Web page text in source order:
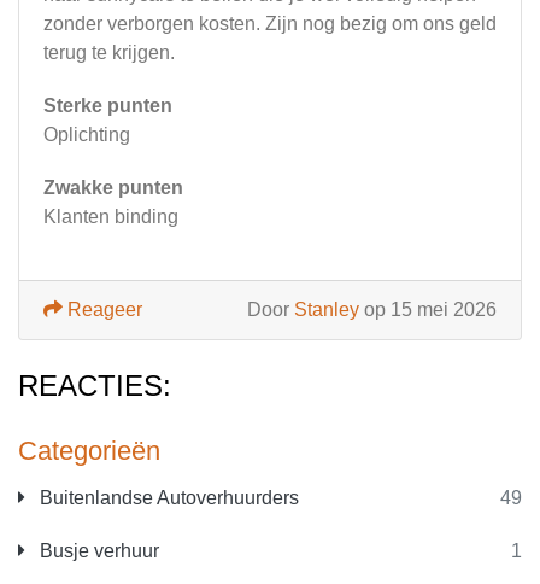
Categorieën
Buitenlandse Autoverhuurders 49
Busje verhuur 1
zonder verborgen kosten. Zijn nog bezig om ons geld
terug te krijgen.
Sterke punten
Oplichting
Zwakke punten
Klanten binding
Door Stanley op 15 mei 2026
Reageer
REACTIES: